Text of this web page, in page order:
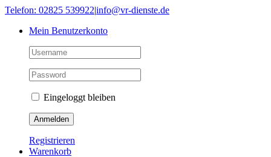
Skip
content
Telefon: 02825 539922|info@vr-dienste.de
Mein Benutzerkonto
Eingeloggt bleiben
Registrieren
Warenkorb